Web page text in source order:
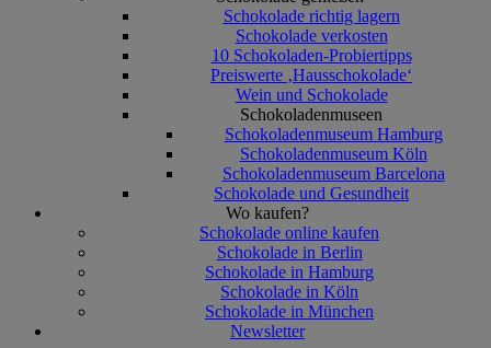
Schokolade richtig lagern
Schokolade verkosten
10 Schokoladen-Probiertipps
Preiswerte ‚Hausschokolade‘
Wein und Schokolade
Schokoladenmuseen
Schokoladenmuseum Hamburg
Schokoladenmuseum Köln
Schokoladenmuseum Barcelona
Schokolade und Gesundheit
Wo kaufen?
Schokolade online kaufen
Schokolade in Berlin
Schokolade in Hamburg
Schokolade in Köln
Schokolade in München
Newsletter